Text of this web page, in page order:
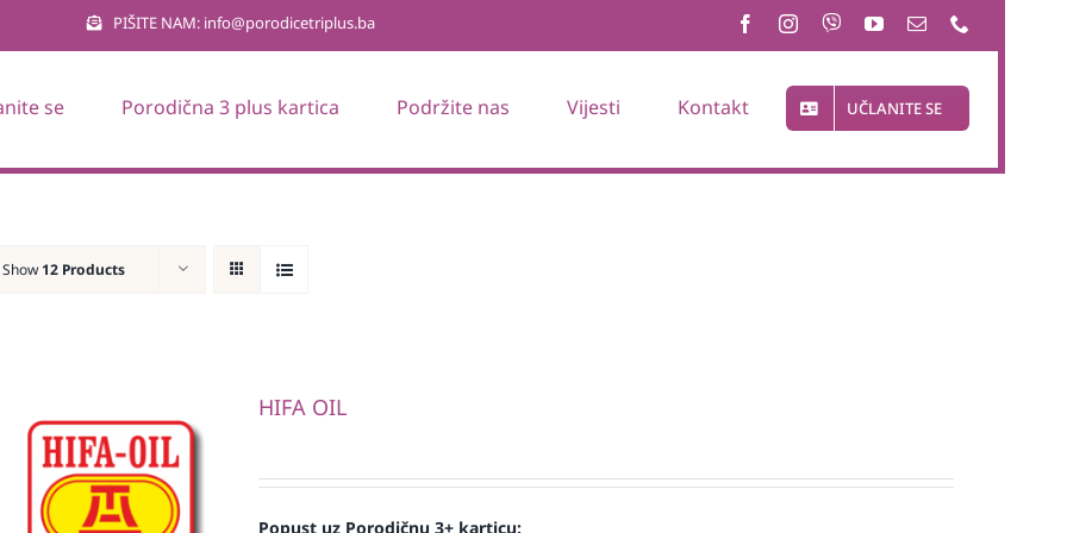
PIŠITE NAM: info@porodicetriplus.ba
se Porodična 3 plus kartica Podržite nas Vijesti Kontakt UČLANITE SE
Show 12 Products
HIFA OIL
Popust uz Porodičnu 3+ karticu: